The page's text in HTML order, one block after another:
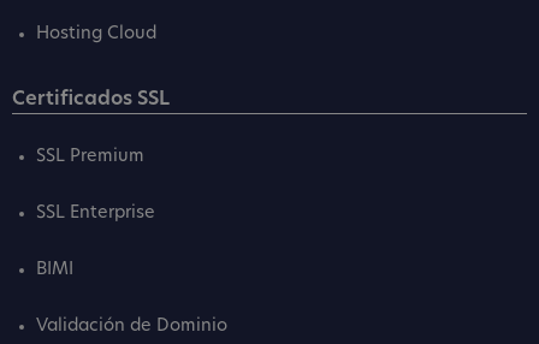
Hosting Cloud
Certificados SSL
SSL Premium
SSL Enterprise
BIMI
Validación de Dominio